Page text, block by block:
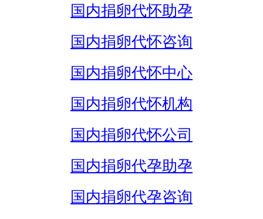
国内捐卵代怀助孕
国内捐卵代怀咨询
国内捐卵代怀中心
国内捐卵代怀机构
国内捐卵代怀公司
国内捐卵代孕助孕
国内捐卵代孕咨询